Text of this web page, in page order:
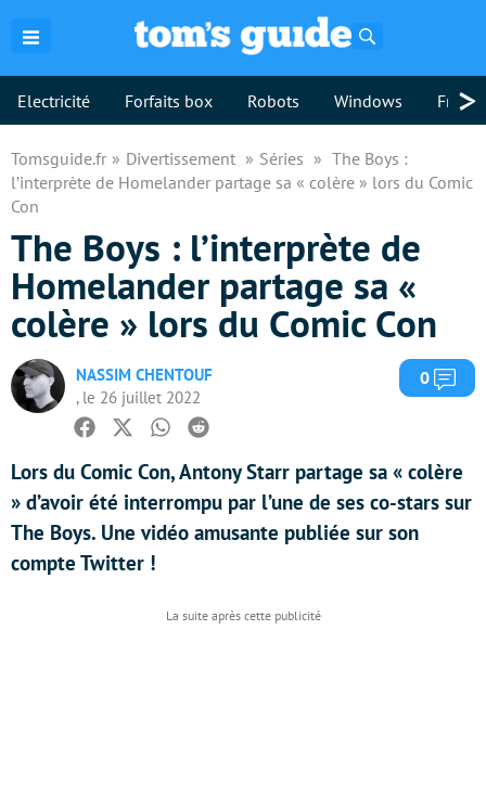
Electricité Forfaits box Robots Windows >
Tomsguide.fr Divertissement Séries
The Boys :
l’interprète de Homelander partage sa « colère » lors du Comic
Con
The Boys : l’interprète de
Homelander partage sa «
colère » lors du Comic Con
NASSIM CHENTOUF
, le 26 juillet 2022
0
Facebook
TwitterWhatsapp
Reddit
Lors du Comic Con, Antony Starr partage sa « colère
» d’avoir été interrompu par l’une de ses co-stars sur
The Boys. Une vidéo amusante publiée sur son
compte Twitter !